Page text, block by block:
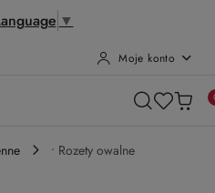
▼
Moje konto
• Rozety owalne